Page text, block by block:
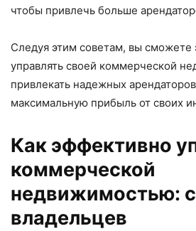
чтобы привлечь больше
Следуя этим советам, вы сможете
управлять своей коммерческой
привлекать надежных
максимальную прибыль от своих
Как эффективно
коммерческой
недвижимостью:
владельцев